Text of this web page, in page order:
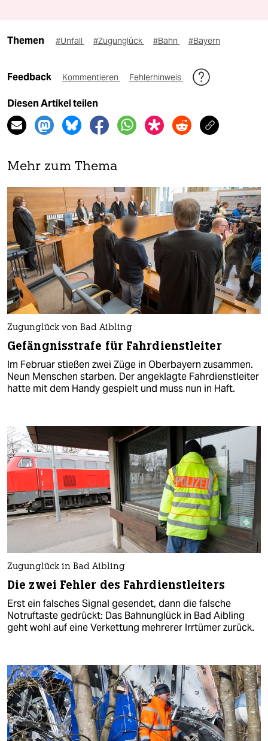
Themen #Unfall #Zugunglück #Bahn #Bayern
Feedback Kommentieren Fehlerhinweis
Diesen Artikel teilen
Mehr zum Thema
Zugunglück von Bad Aibling
Gefängnisstrafe für Fahrdienstleiter
Im Februar stießen zwei Züge in Oberbayern zusammen.
Neun Menschen starben. Der angeklagte Fahrdienstleiter
hatte mit dem Handy gespielt und muss nun in Haft.
Zugunglück in Bad Aibling
Die zwei Fehler des Fahrdienstleiters
Erst ein falsches Signal gesendet, dann die falsche
Notruftaste gedrückt: Das Bahnunglück in Bad Aibling
geht wohl auf eine Verkettung mehrerer Irrtümer zurück.